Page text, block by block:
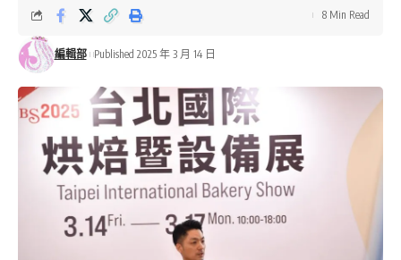
編輯部 Published 2025 年 3 月 14 日
8 Min Read